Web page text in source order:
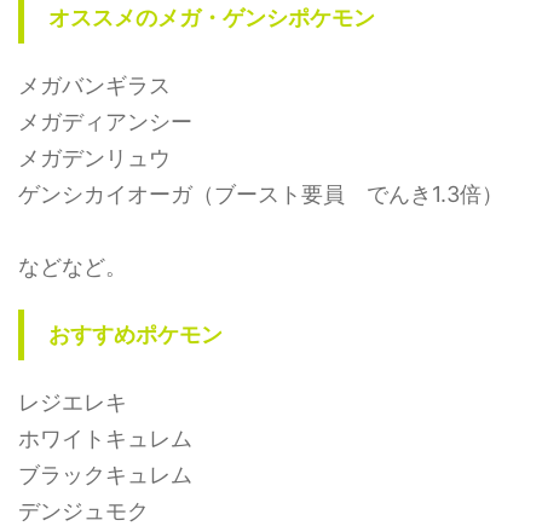
オススメのメガ・ゲンシポケモン
メガバンギラス
メガディアンシー
メガデンリュウ
ゲンシカイオーガ（ブースト要員 でんき1.3倍）
などなど。
おすすめポケモン
レジエレキ
ホワイトキュレム
ブラックキュレム
デンジュモク